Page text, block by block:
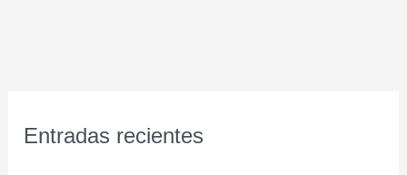
Entradas recientes